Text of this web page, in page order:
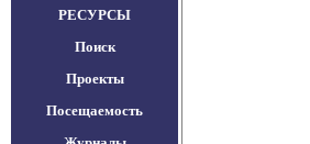
РЕСУРСЫ
Поиск
Проекты
Посещаемость